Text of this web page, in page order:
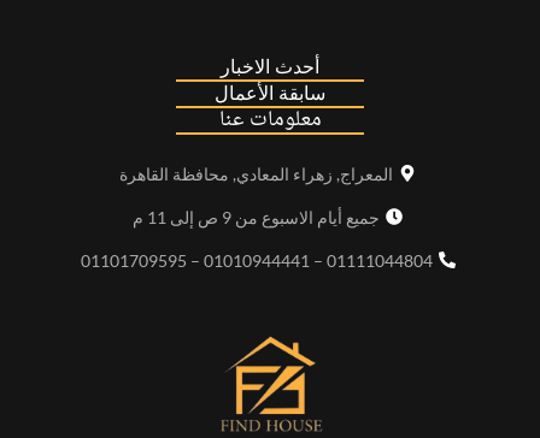
أحدث الاخبار
سابقة الأعمال
معلومات عنا
المعراج, زهراء المعادي, محافظة القاهرة
جميع أيام الاسبوع من 9 ص إلى 11 م
01111044804 – 01010944441 – 01101709595